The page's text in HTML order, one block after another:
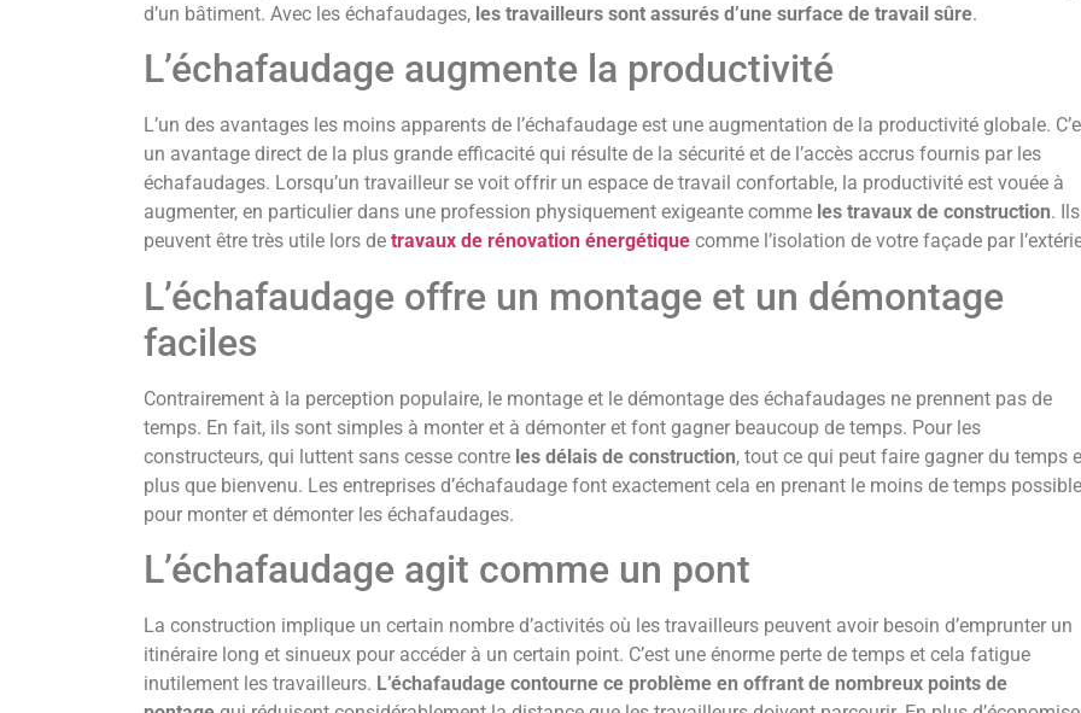
d’un bâtiment. Avec les échafaudages, les travailleurs sont assurés d’une surface de travail sûre.
L’échafaudage augmente la productivité
L’un des avantages les moins apparents de l’échafaudage est une augmentation de la productivité globale.
un avantage direct de la plus grande efficacité qui résulte de la sécurité et de l’accès accrus fournis par les
échafaudages. Lorsqu’un travailleur se voit offrir un espace de travail confortable, la productivité est vouée à
augmenter, en particulier dans une profession physiquement exigeante comme les travaux de construction. Ils
peuvent être très utile lors de travaux de rénovation énergétiquecomme l’isolation de votre façade par
L’échafaudage offre un montage et un démontage
faciles
Contrairement à la perception populaire, le montage et le démontage des échafaudages ne prennent pas de
temps. En fait, ils sont simples à monter et à démonter et font gagner beaucoup de temps. Pour les
constructeurs, qui luttent sans cesse contre les délais de construction, tout ce qui peut faire gagner du temps
plus que bienvenu. Les entreprises d’échafaudage font exactement cela en prenant le moins de temps possible
pour monter et démonter les échafaudages.
L’échafaudage agit comme un pont
La construction implique un certain nombre d’activités où les travailleurs peuvent avoir besoin d’emprunter un
itinéraire long et sinueux pour accéder à un certain point. C’est une énorme perte de temps et cela fatigue
inutilement les travailleurs. L’échafaudage contourne ce problème en offrant de nombreux points de